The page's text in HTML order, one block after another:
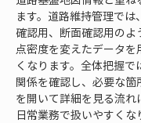
ます。道路維持管理で
確認用、断面確認用のよ
点密度を変えたデータ
くなります。全体把握
関係を確認し、必要な箇
を開いて詳細を見る流
日常業務で扱いやすくな